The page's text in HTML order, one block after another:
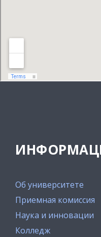
Об университете
Приемная комиссия
Наука и инновации
Колледж